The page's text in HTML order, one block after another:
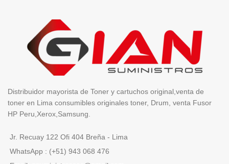
Distribuidor mayorista de Toner y cartuchos original,venta de
toner en Lima consumibles originales toner, Drum, venta Fusor
HP Peru,Xerox,Samsung.
Jr. Recuay 122 Ofi 404 Breña - Lima
WhatsApp : (+51) 943 068 476